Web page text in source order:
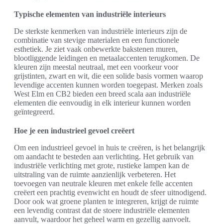
Typische elementen van industriële interieurs
De sterkste kenmerken van industriële interieurs zijn de
combinatie van stevige materialen en een functionele
esthetiek. Je ziet vaak onbewerkte bakstenen muren,
blootliggende leidingen en metaalaccenten terugkomen. De
kleuren zijn meestal neutraal, met een voorkeur voor
grijstinten, zwart en wit, die een solide basis vormen waarop
levendige accenten kunnen worden toegepast. Merken zoals
West Elm en CB2 bieden een breed scala aan industriële
elementen die eenvoudig in elk interieur kunnen worden
geïntegreerd.
Hoe je een industrieel gevoel creëert
Om een industrieel gevoel in huis te creëren, is het belangrijk
om aandacht te besteden aan verlichting. Het gebruik van
industriële verlichting met grote, rustieke lampen kan de
uitstraling van de ruimte aanzienlijk verbeteren. Het
toevoegen van neutrale kleuren met enkele felle accenten
creëert een prachtig evenwicht en houdt de sfeer uitnodigend.
Door ook wat groene planten te integreren, krijgt de ruimte
een levendig contrast dat de stoere industriële elementen
aanvult, waardoor het geheel warm en gezellig aanvoelt.